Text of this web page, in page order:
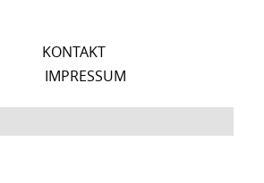
KONTAKT
IMPRESSUM